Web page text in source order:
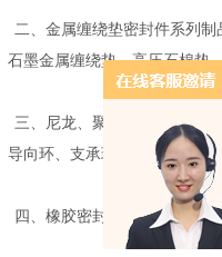
二、金属缠绕垫密封件系列制
、石墨金属缠绕垫、高压石棉垫
三、尼龙、聚甲醛系列制品：
、导向环、支承环及各种成型件。
四、橡胶密封件系列制品：氟